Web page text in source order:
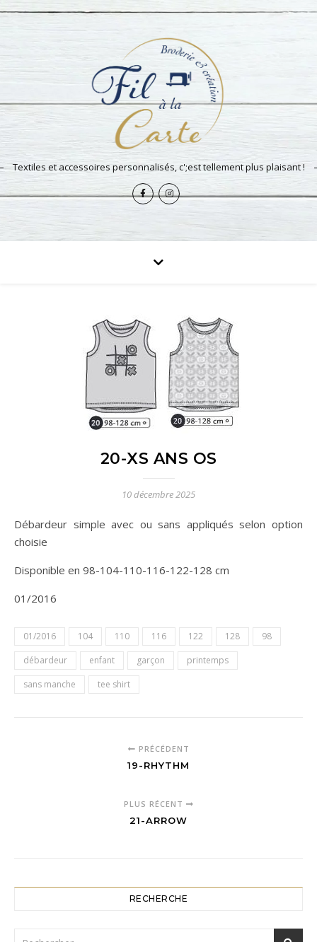
Textiles et accessoires personnalisés, c';est tellement plus plaisant !
20-XS ANS OS
10 décembre 2025
Débardeur simple avec ou sans appliqués selon option
choisie
Disponible en 98-104-110-116-122-128 cm
01/2016
01/2016 104 110 116 122 128
98
débardeur
enfant garçon
printemps
sans manche
tee shirt
PRÉCÉDENT
19-RHYTHM
PLUS RÉCENT
21-ARROW
RECHERCHE